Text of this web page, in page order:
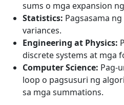
sums o mga expansion
Statistics: Pagsasama
variances.
Engineering at Physics:
discrete systems at mga
Computer Science: Pag-
loop o pagsusuri ng
sa mga summations.